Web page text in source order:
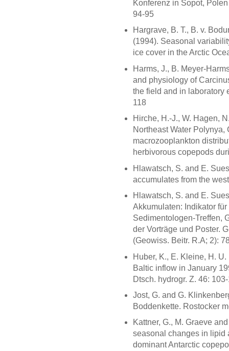
Konferenz in Sopot,
94-95
Hargrave, B. T., B. v.
(1994). Seasonal
ice cover in the Arctic
Harms, J., B. Meyer-
and physiology of
the field and in laboratory
118
Hirche, H.-J., W. Hagen,
Northeast Water Polynya,
macrozooplankton
herbivorous copepods
Hlawatsch, S. and E.
accumulates from the
Hlawatsch, S. and E.
Akkumulaten: Indikator
Sedimentologen-Treffen,
der Vorträge und Poster.
(Geowiss. Beitr. R.A; 2):
Huber, K., E. Kleine, H.
Baltic inflow in January
Dtsch. hydrogr. Z. 46:
Jost, G. and G.
Boddenkette. Rostocker
Kattner, G., M. Graeve
seasonal changes in lipid
dominant Antarctic